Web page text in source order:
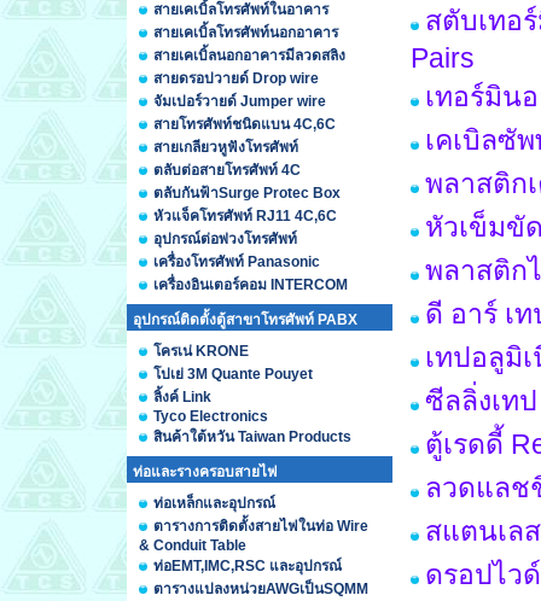
สายเคเบิ้ลโทรศัพท์ในอาคาร
สายเคเบิ้ลโทรศัพท์นอกอาคาร
สายเคเบิ้ลนอกอาคารมีลวดสลิง
สายดรอปวายด์ Drop wire
จัมเปอร์วายด์ Jumper wire
สายโทรศัพท์ชนิดแบน 4C,6C
สายเกลียวหูฟังโทรศัพท์
ตลับต่อสายโทรศัพท์ 4C
ตลับกันฟ้าSurge Protec Box
หัวแจ็คโทรศัพท์ RJ11 4C,6C
อุปกรณ์ต่อพ่วงโทรศัพท์
เครื่องโทรศัพท์ Panasonic
เครื่องอินเตอร์คอม INTERCOM
อุปกรณ์ติดตั้งตู้สาขาโทรศัพท์ PABX
โครเน่ KRONE
โปเย่ 3M Quante Pouyet
ลิ้งค์ Link
Tyco Electronics
สินค้าใต้หวัน Taiwan Products
ท่อและรางครอบสายไฟ
ท่อเหล็กและอุปกรณ์
ตารางการติดตั้งสายไฟในท่อ Wire
& Conduit Table
ท่อEMT,IMC,RSC และอุปกรณ์
ตารางแปลงหน่วยAWGเป็นSQMM
สตับเทอ
Pairs
เทอร์มิน
เคเบิลซั
พลาสติก
หัวเข็มขั
พลาสติก
ดี อาร์ เ
เทปอลูมิ
ซีลลิ่งเท
ตู้เรดดี้
ลวดแลช
สแตนเล
ดรอปไว